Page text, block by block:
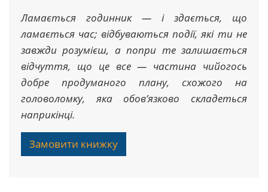
Ламається годинник — і здається, що
ламається час; відбуваються події, які ти не
завжди розумієш, а попри те залишається
відчуття, що це все — частина чийогось
добре продуманого плану, схожого на
головоломку, яка обов’язково складеться
наприкінці.
Замовити книжку